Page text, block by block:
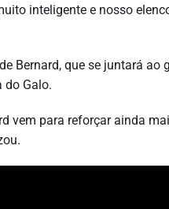
inteligente e nosso
Bernard, que se juntará
do Galo.
vem para reforçar ainda